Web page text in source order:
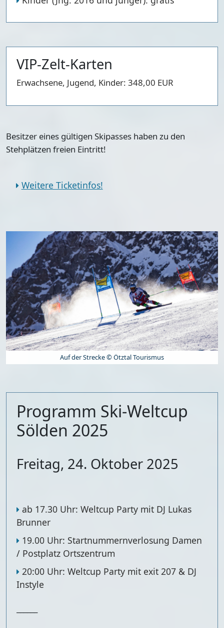
VIP-Zelt-Karten
Erwachsene, Jugend, Kinder: 348,00 EUR
Besitzer eines gültigen Skipasses haben zu den
Stehplätzen freien Eintritt!
Weitere Ticketinfos!
Auf der Strecke © Ötztal Tourismus
Programm Ski-Weltcup
Sölden 2025
Freitag, 24. Oktober 2025
ab 17.30 Uhr: Weltcup Party mit DJ Lukas
Brunner
19.00 Uhr: Startnummernverlosung Damen
/ Postplatz Ortszentrum
20:00 Uhr: Weltcup Party mit exit 207 & DJ
Instyle